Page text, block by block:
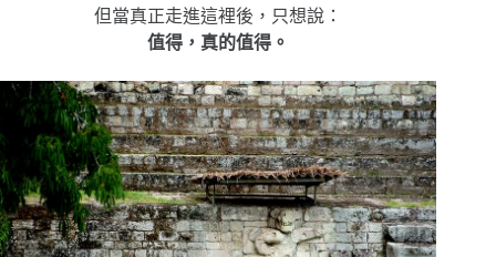
但當真正走進這裡後，只想說：
值得，真的值得。